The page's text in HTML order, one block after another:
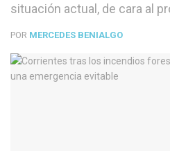
situación actual, de cara al
POR MERCEDES BENIALGO